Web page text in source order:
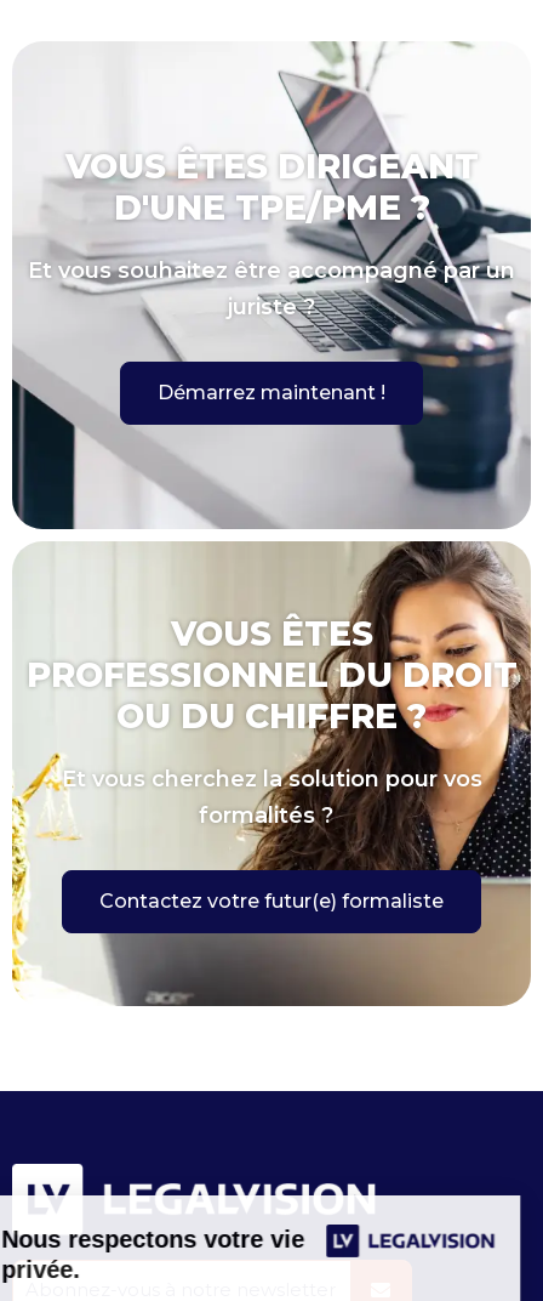
Nous respectons votre vie
privée.
VOUS ÊTES DIRIGEANT
D'UNE TPE/PME ?
Et vous souhaitez être accompagné par un
juriste ?
Démarrez maintenant !
VOUS ÊTES
PROFESSIONNEL DU DROIT
OU DU CHIFFRE ?
Et vous cherchez la solution pour vos
formalités ?
Contactez votre futur(e) formaliste